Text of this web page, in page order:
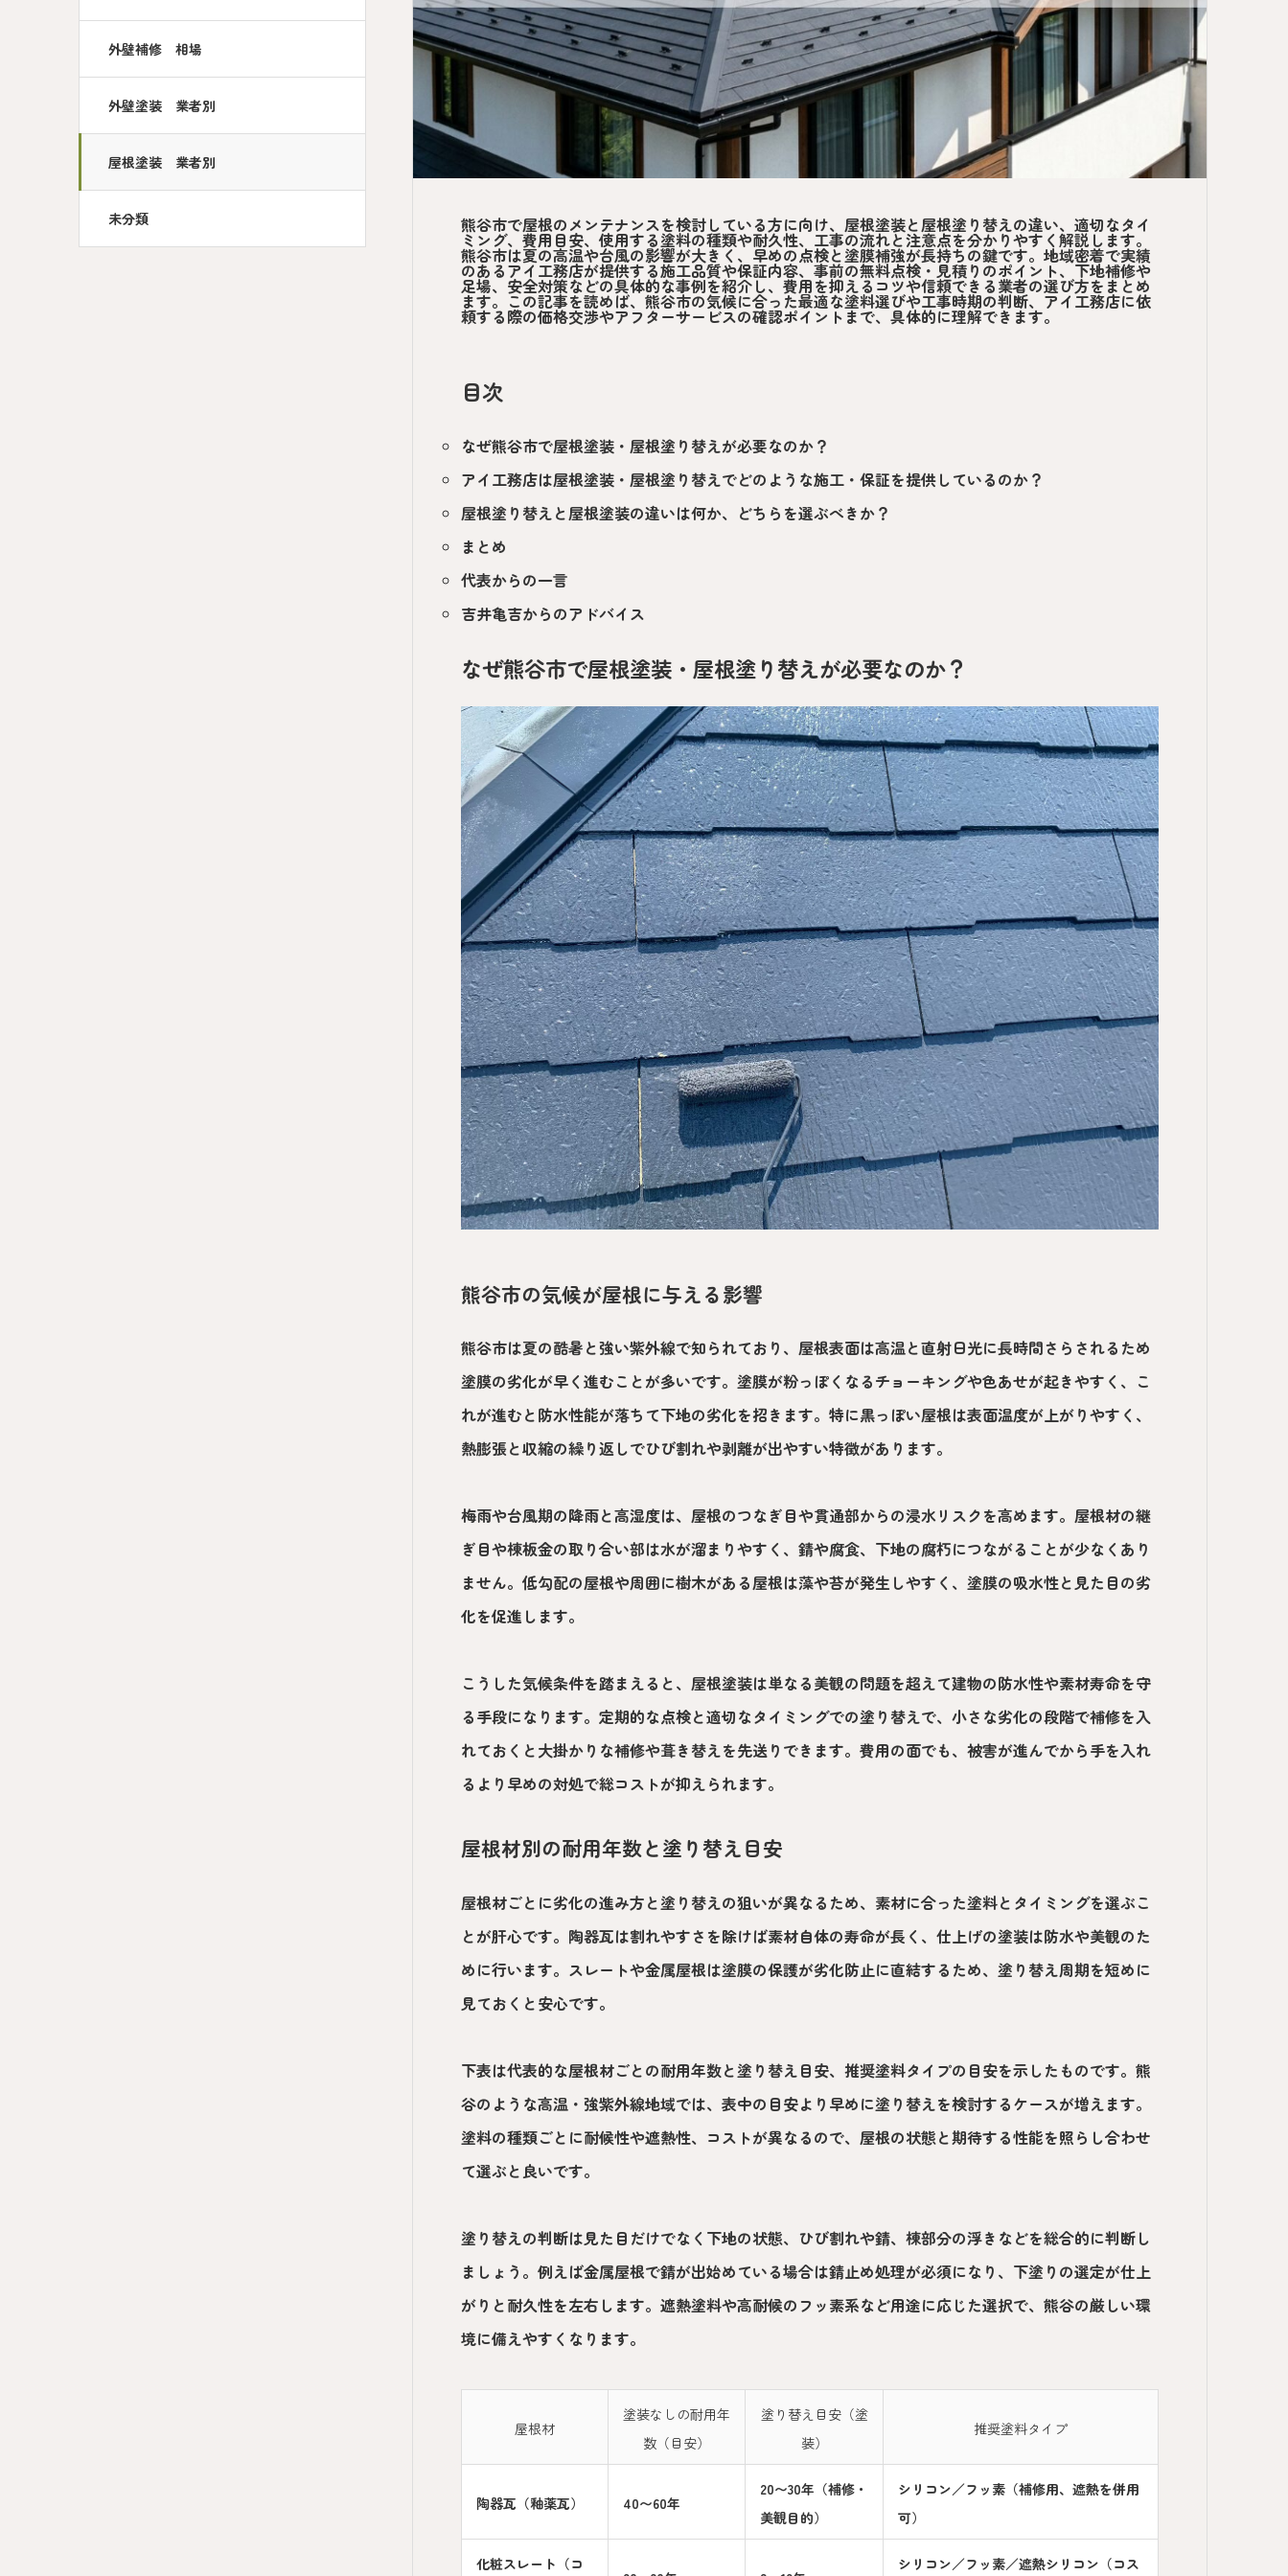
外壁補修 相場
外壁塗装 業者別
屋根塗装 業者別
未分類 熊谷市で屋根のメンテナンスを検討している方に向け、屋根塗装と屋根塗り替えの違い、適切なタイ
ミング、費用目安、使用する塗料の種類や耐久性、工事の流れと注意点を分かりやすく解説します。
熊谷市は夏の高温や台風の影響が大きく、早めの点検と塗膜補強が長持ちの鍵です。地域密着で実績
のあるアイ工務店が提供する施工品質や保証内容、事前の無料点検・見積りのポイント、下地補修や
足場、安全対策などの具体的な事例を紹介し、費用を抑えるコツや信頼できる業者の選び方をまとめ
ます。この記事を読めば、熊谷市の気候に合った最適な塗料選びや工事時期の判断、アイ工務店に依
頼する際の価格交渉やアフターサービスの確認ポイントまで、具体的に理解できます。
目次
なぜ熊谷市で屋根塗装・屋根塗り替えが必要なのか？
アイ工務店は屋根塗装・屋根塗り替えでどのような施工・保証を提供しているのか？
屋根塗り替えと屋根塗装の違いは何か、どちらを選ぶべきか？
まとめ
代表からの一言
吉井亀吉からのアドバイス
なぜ熊谷市で屋根塗装・屋根塗り替えが必要なのか？
熊谷市の気候が屋根に与える影響
熊谷市は夏の酷暑と強い紫外線で知られており、屋根表面は高温と直射日光に長時間さらされるため
塗膜の劣化が早く進むことが多いです。塗膜が粉っぽくなるチョーキングや色あせが起きやすく、こ
れが進むと防水性能が落ちて下地の劣化を招きます。特に黒っぽい屋根は表面温度が上がりやすく、
熱膨張と収縮の繰り返しでひび割れや剥離が出やすい特徴があります。
梅雨や台風期の降雨と高湿度は、屋根のつなぎ目や貫通部からの浸水リスクを高めます。屋根材の継
ぎ目や棟板金の取り合い部は水が溜まりやすく、錆や腐食、下地の腐朽につながることが少なくあり
ません。低勾配の屋根や周囲に樹木がある屋根は藻や苔が発生しやすく、塗膜の吸水性と見た目の劣
化を促進します。
こうした気候条件を踏まえると、屋根塗装は単なる美観の問題を超えて建物の防水性や素材寿命を守
る手段になります。定期的な点検と適切なタイミングでの塗り替えで、小さな劣化の段階で補修を入
れておくと大掛かりな補修や葺き替えを先送りできます。費用の面でも、被害が進んでから手を入れ
るより早めの対処で総コストが抑えられます。
屋根材別の耐用年数と塗り替え目安
屋根材ごとに劣化の進み方と塗り替えの狙いが異なるため、素材に合った塗料とタイミングを選ぶこ
とが肝心です。陶器瓦は割れやすさを除けば素材自体の寿命が長く、仕上げの塗装は防水や美観のた
めに行います。スレートや金属屋根は塗膜の保護が劣化防止に直結するため、塗り替え周期を短めに
見ておくと安心です。
下表は代表的な屋根材ごとの耐用年数と塗り替え目安、推奨塗料タイプの目安を示したものです。熊
谷のような高温・強紫外線地域では、表中の目安より早めに塗り替えを検討するケースが増えます。
塗料の種類ごとに耐候性や遮熱性、コストが異なるので、屋根の状態と期待する性能を照らし合わせ
て選ぶと良いです。
塗り替えの判断は見た目だけでなく下地の状態、ひび割れや錆、棟部分の浮きなどを総合的に判断し
ましょう。例えば金属屋根で錆が出始めている場合は錆止め処理が必須になり、下塗りの選定が仕上
がりと耐久性を左右します。遮熱塗料や高耐候のフッ素系など用途に応じた選択で、熊谷の厳しい環
境に備えやすくなります。
屋根材
塗装なしの耐用年
数（目安）
塗り替え目安（塗
装）
推奨塗料タイプ
陶器瓦（釉薬瓦） 40〜60年
20〜30年（補修・
美観目的）
シリコン／フッ素（補修用、遮熱を併用
可）
化粧スレート（コ シリコン／フッ素／遮熱シリコン（コス